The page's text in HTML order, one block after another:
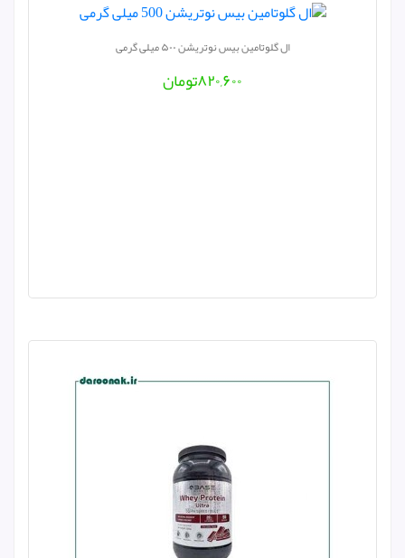
ال گلوتامین بیس نوتریشن ۵۰۰ میلی گرمی
۸۲۰,۶۰۰تومان